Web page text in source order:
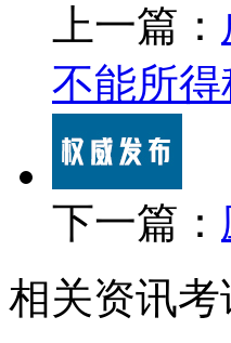
上一篇：
不能所得
下一篇：
相关资讯考